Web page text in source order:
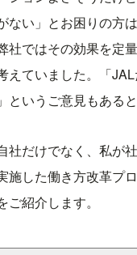
ない」とお困りの方
社ではその効果を定
えていました。「
というご意見もあると
社だけでなく、私が
施した働き方改革プロ
ご紹介します。